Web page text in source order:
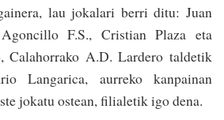
lau jokalari berri ditu: Juan
F.S., Cristian Plaza eta
Calahorrako A.D. Lardero taldetik
Langarica, aurreko kanpainan
jokatu ostean, filialetik igo dena.